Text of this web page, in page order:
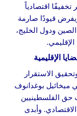
اقتصادياً
قيودًا صارمة
ودول الخليج،
الإقليمية
الاستقرار
ميخائيل بوغدانوف
حق الفلسطينيين
وأبدى